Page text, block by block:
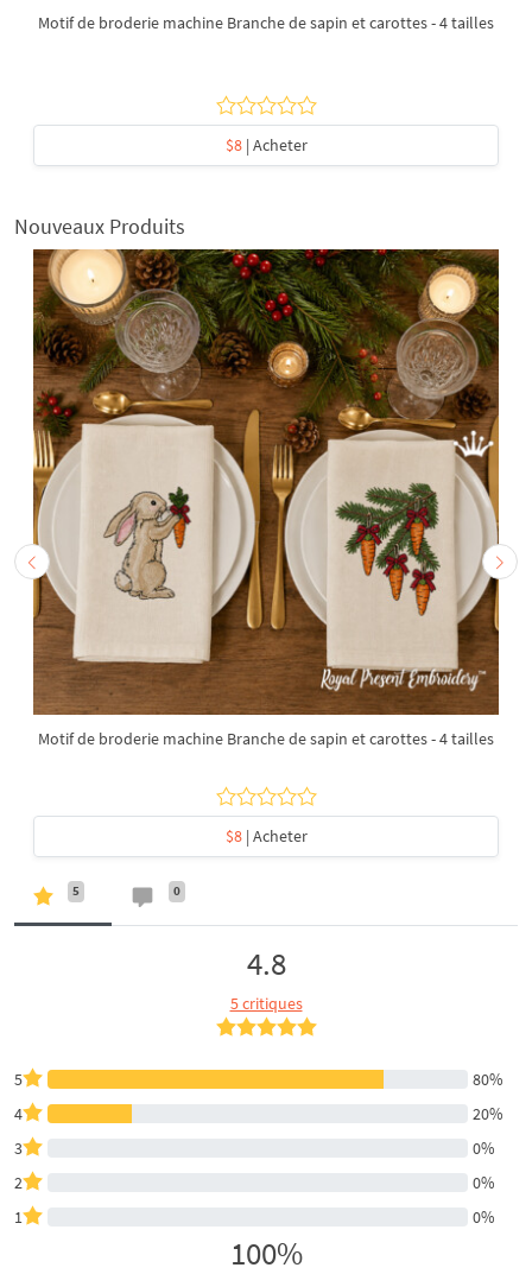
Motif de broderie machine Branche de sapin et carottes - 4 tailles
$8| Acheter
Nouveaux Produits
Motif de broderie machine Branche de sapin et carottes - 4 tailles
$8| Acheter
5 0
4.8
5 critiques
5
80%
4
20%
3
0%
2
0%
1
0%
100%